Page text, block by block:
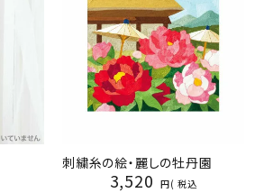
刺繍糸の絵・麗しの牡丹園
3,520 税込